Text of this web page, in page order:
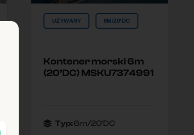
UŻYWANY 6M/20'DC
Kontener morski 6m
(20’DC) MSKU7374991
Typ: 6m/20'DC